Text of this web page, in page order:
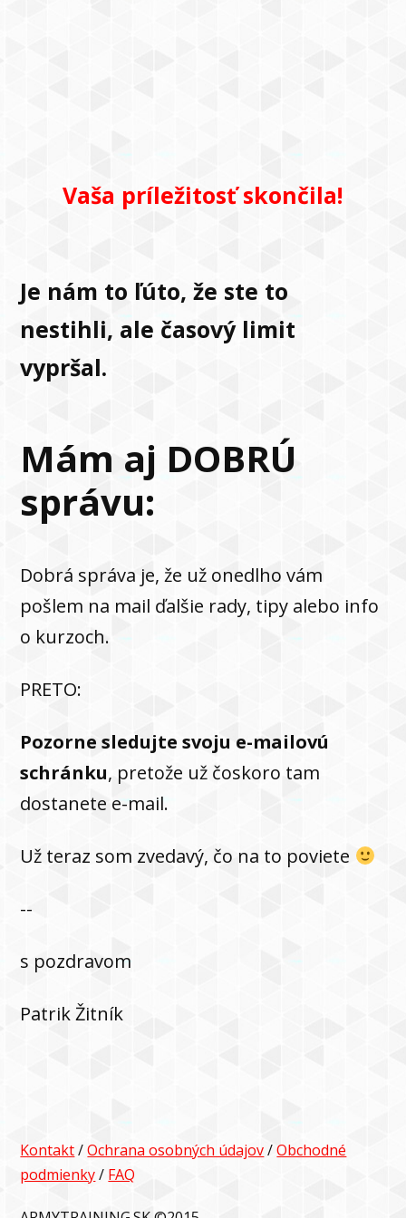
Vaša príležitosť skončila!
Je nám to ľúto, že ste to
nestihli, ale časový limit
vypršal.
Mám aj DOBRÚ
správu:
Dobrá správa je, že už onedlho vám
pošlem na mail ďalšie rady, tipy alebo info
o kurzoch.
PRETO:
Pozorne sledujte svoju e-mailovú
schránku, pretože už čoskoro tam
dostanete e-mail.
Už teraz som zvedavý, čo na to poviete
--
s pozdravom
Patrik Žitník
Kontakt/Ochrana osobných údajov/Obchodné
podmienky/ FAQ